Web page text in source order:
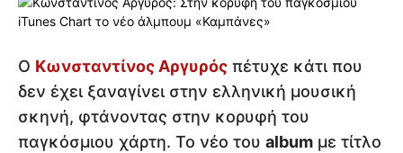
Ο Κωνσταντίνος Αργυρός πέτυχε κάτι που
δεν έχει ξαναγίνει στην ελληνική μουσική
σκηνή, φτάνοντας στην κορυφή του
παγκόσμιου χάρτη. Το νέο του album με τίτλο